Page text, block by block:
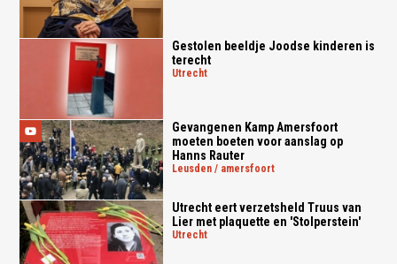
Gestolen beeldje Joodse kinderen is
terecht
utrecht
Gevangenen Kamp Amersfoort
moeten boeten voor aanslag op
Hanns Rauter
leusden / amersfoort
Utrecht eert verzetsheld Truus van
Lier met plaquette en 'Stolperstein'
utrecht